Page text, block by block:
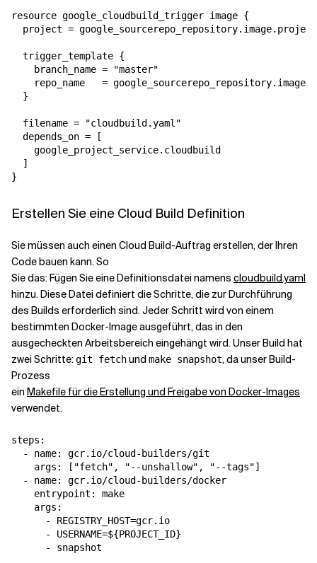
resource google_cloudbuild_trigger image {
  project = google_sourcerepo_repository.image.project
  trigger_template {
    branch_name = "master"
repo_name   =
  }
  filename = "cloudbuild.yaml"
  depends_on = [
    google_project_service.cloudbuild
  ]
Erstellen Sie eine Cloud Build Definition
Sie müssen auch einen Cloud Build-Auftrag erstellen, der Ihren
Code bauen kann. So
Sie das: Fügen Sie eine Definitionsdatei namens cloudbuild.yaml
hinzu. Diese Datei definiert die Schritte, die zur Durchführung
des Builds erforderlich sind. Jeder Schritt wird von einem
bestimmten Docker-Image ausgeführt, das in den
ausgecheckten Arbeitsbereich eingehängt wird. Unser Build hat
zwei Schritte:git fetchund make snapshot, da unser Build-
Prozess
ein Makefile für die Erstellung und Freigabe von Docker-Images
verwendet.
steps:
  - name: gcr.io/cloud-builders/git
    args: ["fetch", "--unshallow", "--tags"]
  - name: gcr.io/cloud-builders/docker
    entrypoint: make
    args:
      - REGISTRY_HOST=gcr.io
      - USERNAME=${PROJECT_ID}